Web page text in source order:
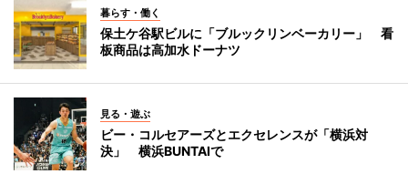
暮らす・働く
保土ケ谷駅ビルに「ブルックリンベーカリー」 看
板商品は高加水ドーナツ
見る・遊ぶ
ビー・コルセアーズとエクセレンスが「横浜対
決」 横浜BUNTAIで